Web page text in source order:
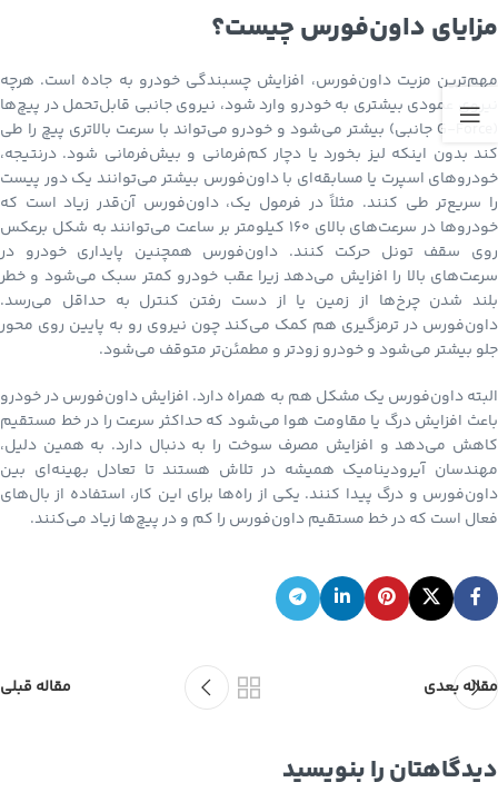
مزایای داون‌فورس چیست؟
مهم‌ترین مزیت داون‌فورس، افزایش چسبندگی خودرو به جاده است. هرچه
نیروی عمودی بیشتری به خودرو وارد شود، نیروی جانبی قابل‌تحمل در پیچ‌ها
(G-Force جانبی) بیشتر می‌شود و خودرو می‌تواند با سرعت بالاتری پیچ را طی
کند بدون اینکه لیز بخورد یا دچار کم‌فرمانی و بیش‌فرمانی شود. درنتیجه،
خودروهای اسپرت یا مسابقه‌ای با داون‌فورس بیشتر می‌توانند یک دور پیست
را سریع‌تر طی کنند. مثلاً در فرمول یک، داون‌فورس آن‌قدر زیاد است که
خودروها در سرعت‌های بالای ۱۶۰ کیلومتر بر ساعت می‌توانند به شکل برعکس
روی سقف تونل حرکت کنند. داون‌فورس همچنین پایداری خودرو در
سرعت‌های بالا را افزایش می‌دهد زیرا عقب خودرو کمتر سبک می‌شود و خطر
بلند شدن چرخ‌ها از زمین یا از دست رفتن کنترل به حداقل می‌رسد.
داون‌فورس در ترمزگیری هم کمک می‌کند چون نیروی رو به پایین روی محور
جلو بیشتر می‌شود و خودرو زودتر و مطمئن‌تر متوقف می‌شود.
البته داون‌فورس یک مشکل هم به همراه دارد. افزایش داون‌فورس در خودرو
باعث افزایش درگ یا مقاومت هوا می‌شود که حداکثر سرعت را در خط مستقیم
کاهش می‌دهد و افزایش مصرف سوخت را به دنبال دارد. به همین دلیل،
مهندسان آیرودینامیک همیشه در تلاش هستند تا تعادل بهینه‌ای بین
داون‌فورس و درگ پیدا کنند. یکی از راه‌ها برای این کار، استفاده از بال‌های
فعال است که در خط مستقیم داون‌فورس را کم و در پیچ‌ها زیاد می‌کنند.
مقاله بعدی مقاله قبلی
دیدگاهتان را بنویسید